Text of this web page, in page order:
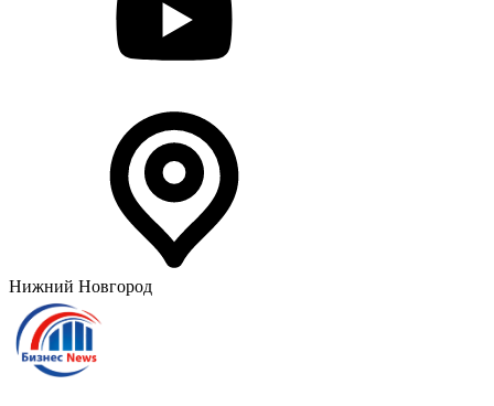
Нижний Новгород